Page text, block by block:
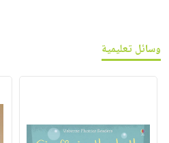
وسائل تعليمية